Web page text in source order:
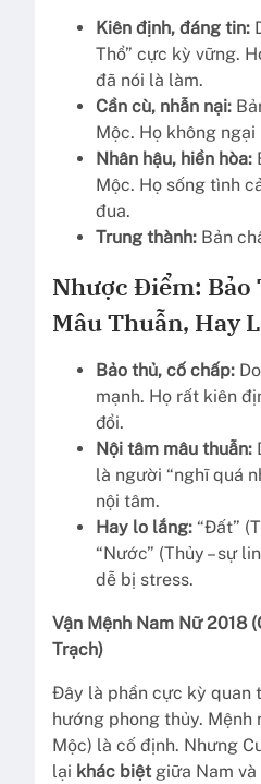
Kiên định, đáng tin:
Thổ” cực kỳ vững.
đã nói là làm.
Cần cù, nhẫn nại:
Mộc. Họ không ngại
Nhân hậu, hiền hòa:
Mộc. Họ sống tình
đua.
Trung thành: Bản
Nhược Điểm: Bảo
Mâu Thuẫn, Hay
Bảo thủ, cố chấp:
mạnh. Họ rất kiên
đổi.
Nội tâm mâu thuẫn:
là người “nghĩ quá
nội tâm.
Hay lo lắng: “Đất”
“Nước” (Thủy – sự
dễ bị stress.
Vận Mệnh Nam Nữ 2018
Trạch)
Đây là phần cực kỳ quan
hướng phong thủy. Mệnh
Mộc) là cố định. Nhưng
lại khác biệt giữa Nam và